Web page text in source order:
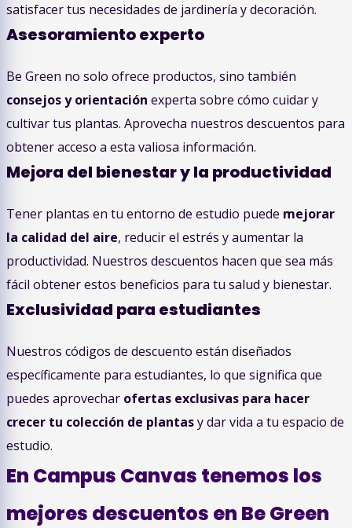
satisfacer tus necesidades de jardinería y decoración.
Asesoramiento experto
Be Green no solo ofrece productos, sino también
consejos y orientación experta sobre cómo cuidar y
cultivar tus plantas. Aprovecha nuestros descuentos para
obtener acceso a esta valiosa información.
Mejora del bienestar y la productividad
Tener plantas en tu entorno de estudio puede mejorar
la calidad del aire, reducir el estrés y aumentar la
productividad. Nuestros descuentos hacen que sea más
fácil obtener estos beneficios para tu salud y bienestar.
Exclusividad para estudiantes
Nuestros códigos de descuento están diseñados
específicamente para estudiantes, lo que significa que
puedes aprovechar ofertas exclusivas para hacer
crecer tu colección de plantasy dar vida a tu espacio de
estudio.
En Campus Canvas tenemos los
mejores descuentos en Be Green